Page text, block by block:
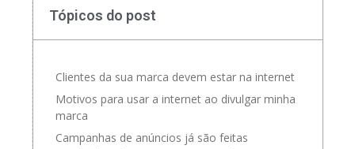
Tópicos do post
Clientes da sua marca devem estar na internet
Motivos para usar a internet ao divulgar minha
marca
Campanhas de anúncios já são feitas